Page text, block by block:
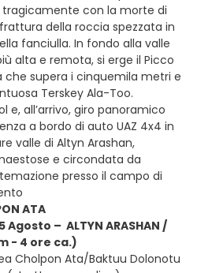
con la morte di
della roccia spezzata in
fanciulla. In fondo alla valle
alta e remota, si erge il Picco
che supera i cinquemila metri e
Terskey Ala-Too.
e, all’arrivo, giro panoramico
a bordo di auto UAZ 4x4 in
valle di Altyn Arashan,
e circondata da
presso il campo di
ATA
– ALTYN ARASHAN /
- 4 ore ca.)
Cholpon Ata/Baktuu Dolonotu